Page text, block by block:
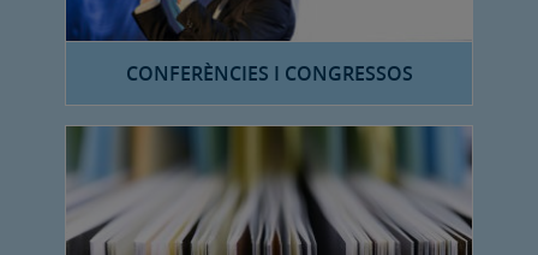
CONFERÈNCIES I CONGRESSOS